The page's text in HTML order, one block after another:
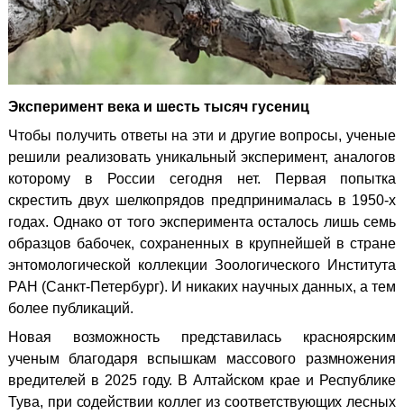
Эксперимент века и шесть тысяч гусениц
Чтобы получить ответы на эти и другие вопросы, ученые
решили реализовать уникальный эксперимент, аналогов
которому в России сегодня нет. Первая попытка
скрестить двух шелкопрядов предпринималась в 1950-х
годах. Однако от того эксперимента осталось лишь семь
образцов бабочек, сохраненных в крупнейшей в стране
энтомологической коллекции Зоологического Института
РАН (Санкт-Петербург). И никаких научных данных, а тем
более публикаций.
Новая возможность представилась красноярским
ученым благодаря вспышкам массового размножения
вредителей в 2025 году. В Алтайском крае и Республике
Тува, при содействии коллег из соответствующих лесных